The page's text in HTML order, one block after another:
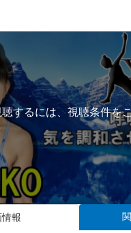
するには、視聴条件を
報